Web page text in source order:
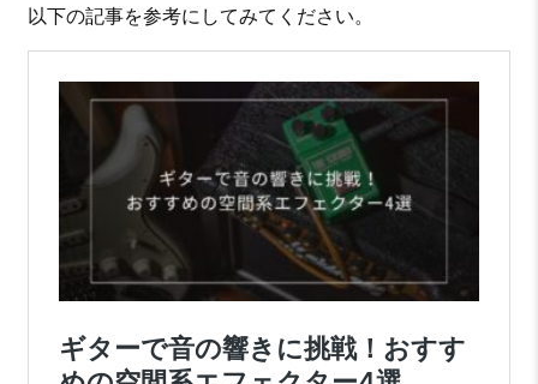
以下の記事を参考にしてみてください。